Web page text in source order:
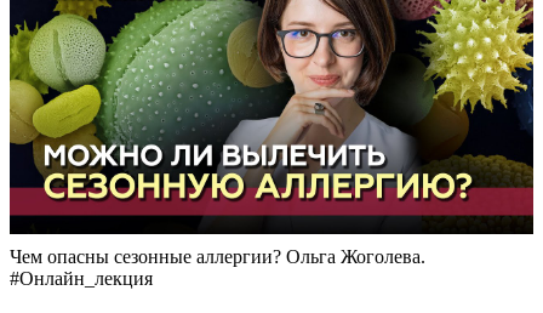
Чем опасны сезонные аллергии? Ольга Жоголева.
#Онлайн_лекция